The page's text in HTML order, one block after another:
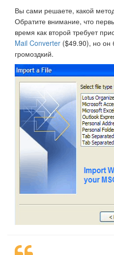
Вы сами решаете, какой
Обратите внимание, что
время как второй требует
Mail Converter ($49.90), но он
громоздкий.